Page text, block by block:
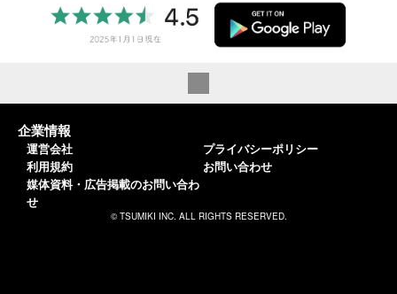
企業情報
運営会社
利用規約
媒体資料・広告掲載のお問い合わ
せ
プライバシーポリシー
お問い合わせ
© TSUMIKI INC. ALL RIGHTS RESERVED.